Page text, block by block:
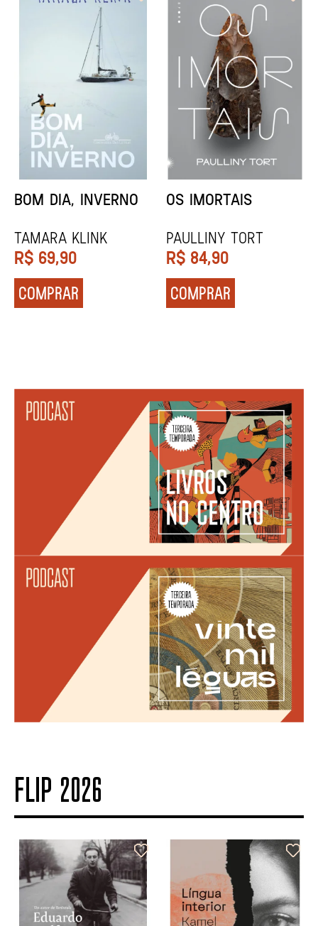
ORIXÁS
REGINALDO PRANDI
R$ 79,90
COMPRAR
ORAÇÃO PARA
Socorro Acioli
R$ 74,90
COMPRAR
FLIP 2026